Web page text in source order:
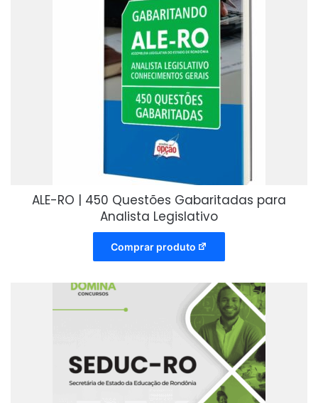
ALE-RO | 450 Questões Gabaritadas para
Analista Legislativo
Comprar produto